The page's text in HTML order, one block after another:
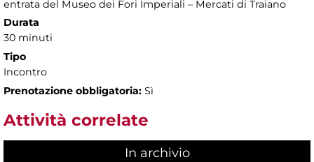
entrata del Museo dei Fori Imperiali – Mercati di Traiano
Durata
30 minuti
Tipo
Incontro
Prenotazione obbligatoria: Sì
Attività correlate
In archivio